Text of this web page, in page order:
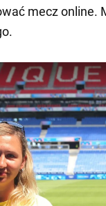
mecz online.